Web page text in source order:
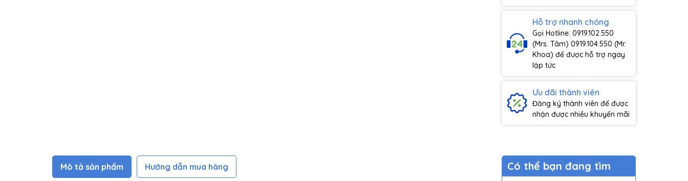
Hỗ trợ nhanh chóng
Gọi Hotline: 0919.102.550
(Mrs. Tâm) 0919.104.550 (Mr.
Khoa) để được hỗ trợ ngay
lập tức
Ưu đãi thành viên
Đăng ký thành viên để được
nhận được nhiều khuyến mãi
Mô tả sản phẩm Hướng dẫn mua hàng Có thể bạn đang tìm